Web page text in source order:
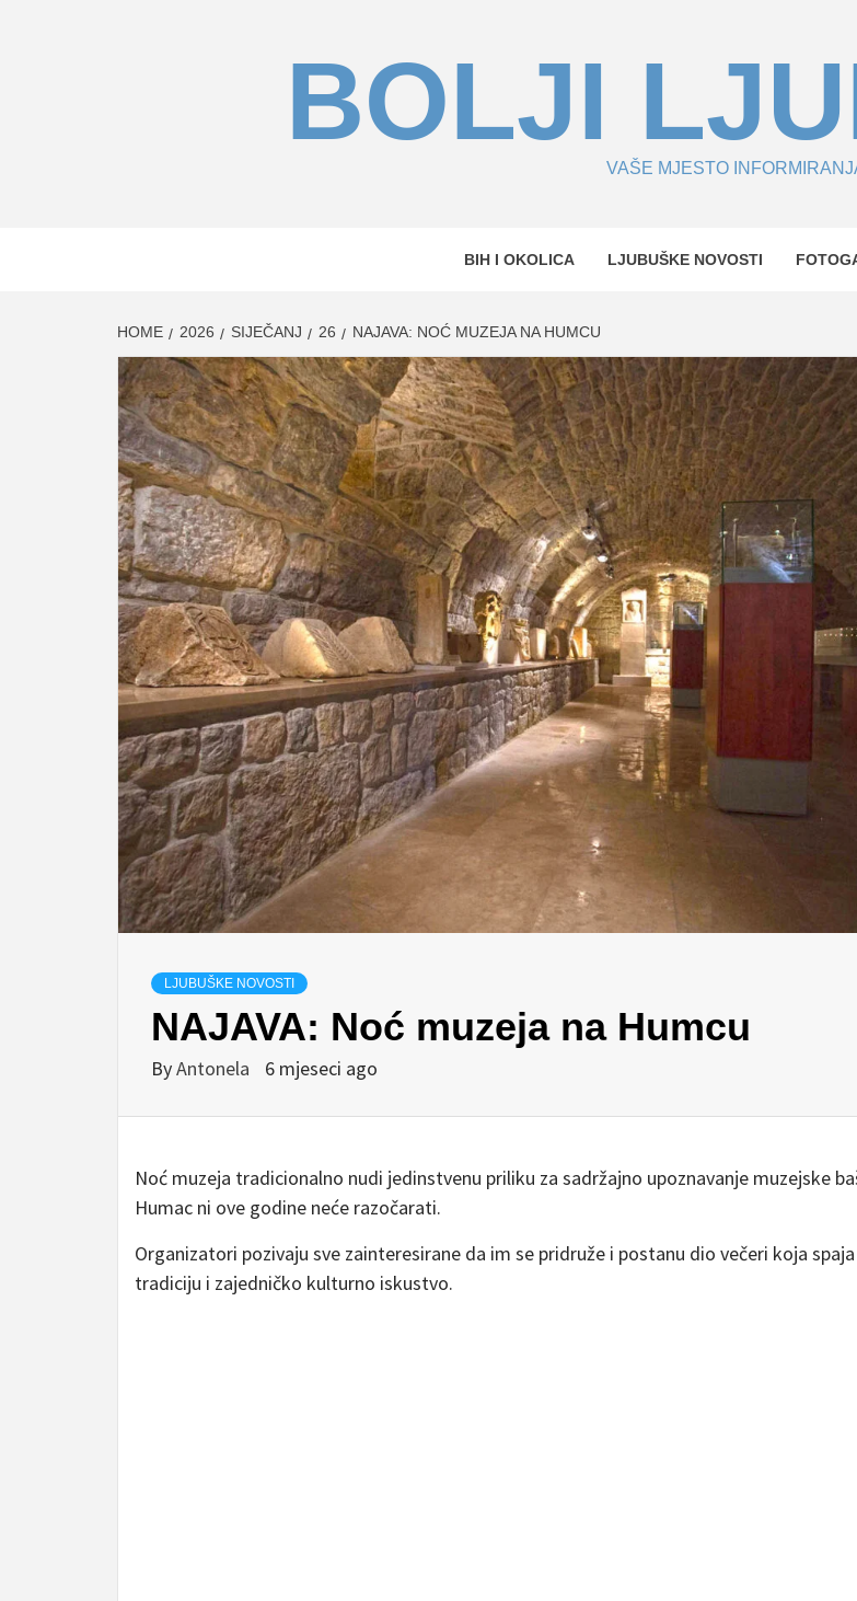
BOLJI
VAŠE MJESTO
BIH I OKOLICA LJUBUŠKE NOVOSTI
HOME 2026 SIJEČANJ 26 NAJAVA: NOĆ MUZEJA NA HUMCU
LJUBUŠKE NOVOSTI
NAJAVA: Noć muzeja na Humcu
ByAntonela 6 mjeseci ago
Noć muzeja tradicionalno nudi jedinstvenu priliku za sadržajno upoznavanje muzejske
Humac ni ove godine neće razočarati.
Organizatori pozivaju sve zainteresirane da im se pridruže i postanu dio večeri koja
tradiciju i zajedničko kulturno iskustvo.